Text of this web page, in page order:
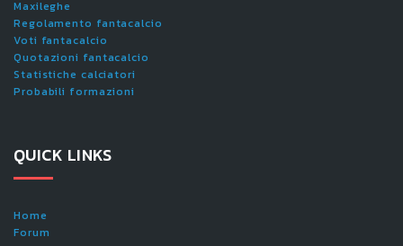
Maxileghe
Regolamento fantacalcio
Voti fantacalcio
Quotazioni fantacalcio
Statistiche calciatori
Probabili formazioni
QUICK LINKS
Home
Forum